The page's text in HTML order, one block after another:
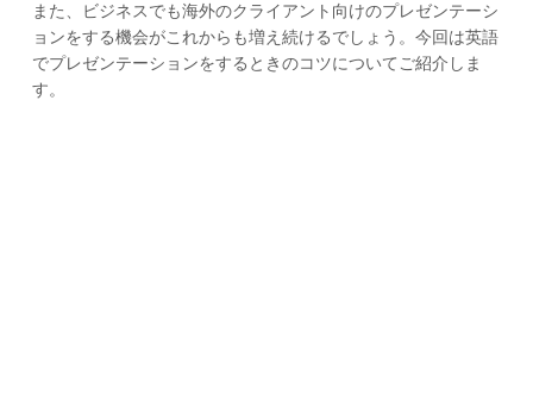
また、ビジネスでも海外のクライアント向けのプレゼンテーシ
ョンをする機会がこれからも増え続けるでしょう。今回は英語
でプレゼンテーションをするときのコツについてご紹介しま
す。